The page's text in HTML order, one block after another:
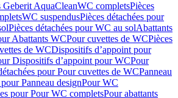
AquaCleanWC completsPièces
WC suspendusPièces détachées pour
Pièces détachées pour WC au solAbattants
Abattants WCPour cuvettes de WCPièces
de WCDispositifs d’appoint pour
Dispositifs d’appoint pour WCPour
pour Pour cuvettes de WCPanneau
Panneau designPour WC
pour Pour WC completsPour abattants